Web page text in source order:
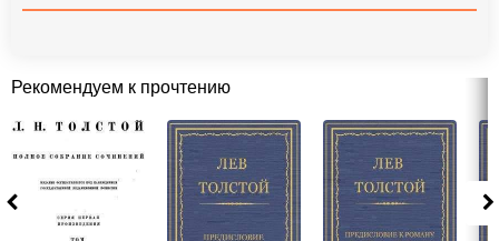
Рекомендуем к прочтению